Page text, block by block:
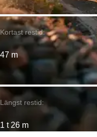
Kortast restid:
47 m
Längst restid:
1 t 26 m